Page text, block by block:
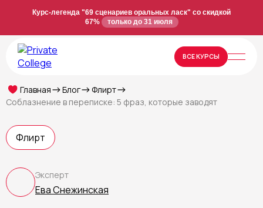
Курс-легенда "69 сценариев оральных ласк" со скидкой
67%
только до 31 июля
ВСЕ КУРСЫ
Главная Блог
Флирт
Соблазнение в переписке: 5 фраз, которые заводят
Флирт
Эксперт
Ева Снежинская